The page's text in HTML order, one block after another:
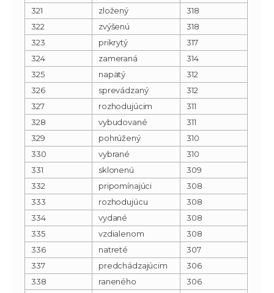
321
zložený
318
322
zvýšenú
318
323
prikrytý
317
324
zameraná
314
325
napätý
312
326
sprevádzaný
312
327
rozhodujúcim
311
328
vybudované
311
329
pohrúžený
310
330
vybrané
310
331
sklonenú
309
332
pripomínajúci
308
333
rozhodujúcu
308
334
vydané
308
335
vzdialenom
308
336
natreté
307
337
predchádzajúcim
306
338
raneného
306